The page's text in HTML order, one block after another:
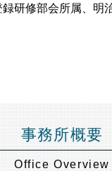
研修部会所属、明
事務所概要
Office Overview